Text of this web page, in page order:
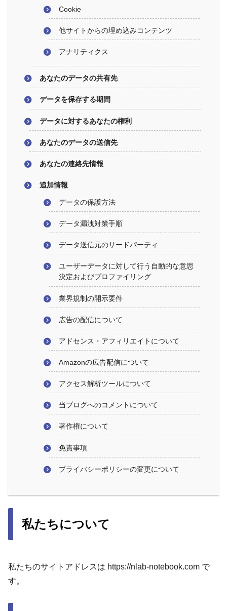
Cookie
他サイトからの埋め込みコンテンツ
アナリティクス
あなたのデータの共有先
データを保存する期間
データに対するあなたの権利
あなたのデータの送信先
あなたの連絡先情報
追加情報
データの保護方法
データ漏洩対策手順
データ送信元のサードパーティ
ユーザーデータに対して行う自動的な意思
決定およびプロファイリング
業界規制の開示要件
広告の配信について
アドセンス・アフィリエイトについて
Amazonの広告配信について
アクセス解析ツールについて
当ブログへのコメントについて
著作権について
免責事項
プライバシーポリシーの変更について
私たちについて
私たちのサイトアドレスは https://nlab-notebook.com で
す。